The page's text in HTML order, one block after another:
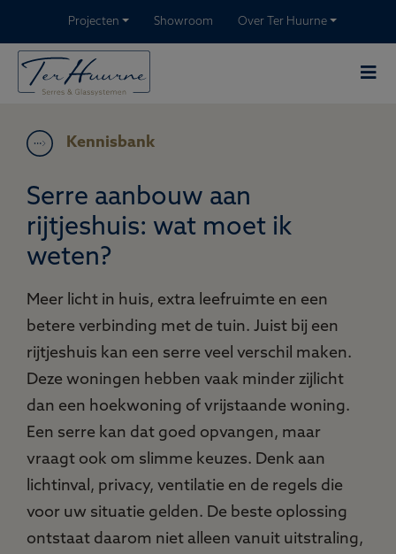
Projecten Showroom Over Ter Huurne
Kennisbank
Serre aanbouw aan
rijtjeshuis: wat moet ik
weten?
Meer licht in huis, extra leefruimte en een
betere verbinding met de tuin. Juist bij een
rijtjeshuis kan een serre veel verschil maken.
Deze woningen hebben vaak minder zijlicht
dan een hoekwoning of vrijstaande woning.
Een serre kan dat goed opvangen, maar
vraagt ook om slimme keuzes. Denk aan
lichtinval, privacy, ventilatie en de regels die
voor uw situatie gelden. De beste oplossing
ontstaat daarom niet alleen vanuit uitstraling,